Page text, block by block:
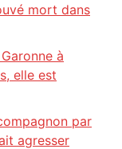
mort dans
à
elle est
par
agresser